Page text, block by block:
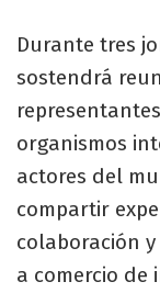
Durante tres
sostendrá
organismos
actores del
compartir
colaboración
a comercio de